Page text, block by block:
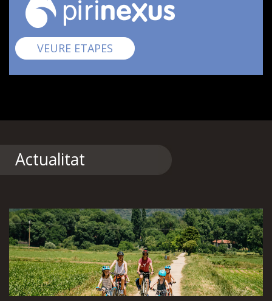
VEURE ETAPES Pirinexus
Actualitat